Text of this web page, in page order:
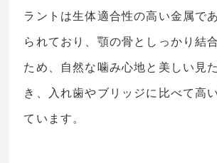
ラントは生体適合性の高い金属で
られており、顎の骨としっかり結
ため、自然な噛み心地と美しい見
き、入れ歯やブリッジに比べて高
ています。